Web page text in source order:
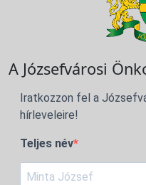
A Józsefvárosi
Iratkozzon fel a
hírleveleire!
Teljes név